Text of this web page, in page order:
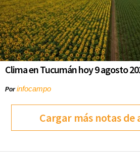
Clima en Tucumán hoy 9 agosto
Porinfocampo
Cargar más notas de